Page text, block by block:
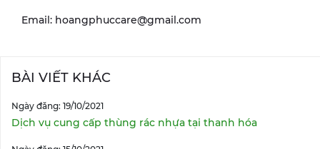
Email: hoangphuccare@gmail.com
BÀI VIẾT KHÁC
Ngày đăng: 19/10/2021
Dịch vụ cung cấp thùng rác nhựa tại thanh hóa